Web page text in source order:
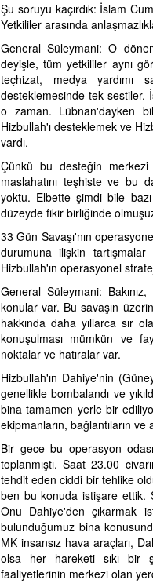
Şu soruyu kaçırdık: İslam
Yetkililer arasında
General Süleymani: O
deyişle, tüm yetkililer aynı
teçhizat, medya yardımı
desteklemesinde tek sestiler.
o zaman. Lübnan'dayken
Hizbullah'ı desteklemek ve
vardı.
Çünkü bu desteğin
maslahatını teşhiste ve bu
yoktu. Elbette şimdi bile
düzeyde fikir birliğinde
33 Gün Savaşı'nın
durumuna ilişkin
Hizbullah'ın operasyonel
General Süleymani:
konular var. Bu savaşın
hakkında daha yıllarca sır
konuşulması mümkün ve
noktalar ve hatıralar var.
Hizbullah'ın Dahiye'nin
genellikle bombalandı ve
bina tamamen yerle bir
ekipmanların, bağlantıların ve
Bir gece bu operasyon
toplanmıştı. Saat 23.00
tehdit eden ciddi bir tehlike
ben bu konuda istişare ettik.
Onu Dahiye'den çıkarmak
bulunduğumuz bina
MK insansız hava araçları,
olsa her hareketi sıkı bir
faaliyetlerinin merkezi olan